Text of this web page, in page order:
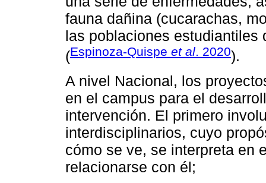
fauna dañina (cucarachas,
las poblaciones estudiantiles
(Espinoza-Quispe et al. 2020).
A nivel Nacional, los
en el campus para el
intervención. El primero
interdisciplinarios, cuyo
cómo se ve, se interpreta en
relacionarse con él;